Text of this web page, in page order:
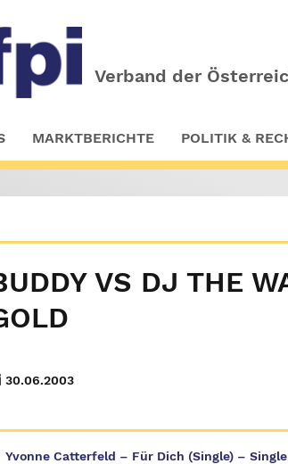
Verband der
MARKTBERICHTE POLITIK &
VS DJ THE
30.06.2003
Yvonne Catterfeld – Für Dich (Single) –